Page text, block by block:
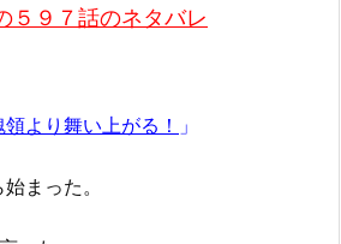
５９７話のネタバレ
より舞い上がる！ 」
まった。